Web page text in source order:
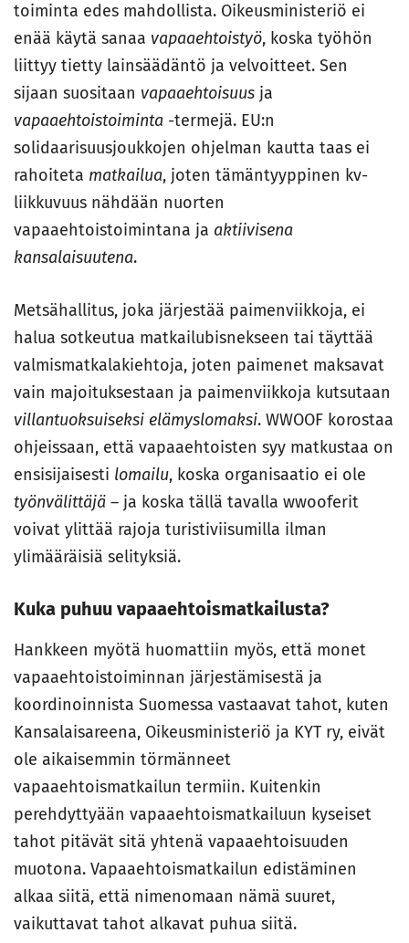
toiminta edes mahdollista. Oikeusministeriö ei
enää käytä sanaa vapaaehtoistyö, koska työhön
liittyy tietty lainsäädäntö ja velvoitteet. Sen
sijaan suositaan vapaaehtoisuus ja
vapaaehtoistoiminta -termejä. EU:n
solidaarisuusjoukkojen ohjelman kautta taas ei
rahoiteta matkailua, joten tämäntyyppinen kv-
liikkuvuus nähdään nuorten
vapaaehtoistoimintana ja aktiivisena
kansalaisuutena.
Metsähallitus, joka järjestää paimenviikkoja, ei
halua sotkeutua matkailubisnekseen tai täyttää
valmismatkalakiehtoja, joten paimenet maksavat
vain majoituksestaan ja paimenviikkoja kutsutaan
villantuoksuiseksi elämyslomaksi. WWOOF korostaa
ohjeissaan, että vapaaehtoisten syy matkustaa on
ensisijaisesti lomailu, koska organisaatio ei ole
työnvälittäjä – ja koska tällä tavalla wwooferit
voivat ylittää rajoja turistiviisumilla ilman
ylimääräisiä selityksiä.
Kuka puhuu vapaaehtoismatkailusta?
Hankkeen myötä huomattiin myös, että monet
vapaaehtoistoiminnan järjestämisestä ja
koordinoinnista Suomessa vastaavat tahot, kuten
Kansalaisareena, Oikeusministeriö ja KYT ry, eivät
ole aikaisemmin törmänneet
vapaaehtoismatkailun termiin. Kuitenkin
perehdyttyään vapaaehtoismatkailuun kyseiset
tahot pitävät sitä yhtenä vapaaehtoisuuden
muotona. Vapaaehtoismatkailun edistäminen
alkaa siitä, että nimenomaan nämä suuret,
vaikuttavat tahot alkavat puhua siitä.